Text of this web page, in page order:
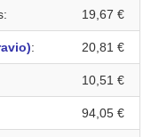
19,67 €
: 20,81 €
10,51 €
94,05 €